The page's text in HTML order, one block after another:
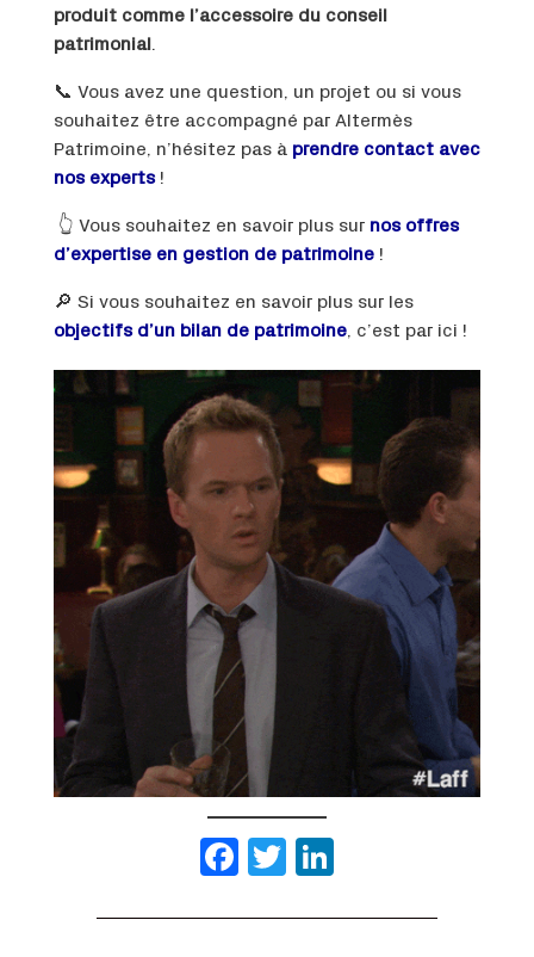
produit comme l’accessoire du conseil
patrimonial.
📞 Vous avez une question, un projet ou si vous
souhaitez être accompagné par Altermès
Patrimoine, n’hésitez pas à prendre contact avec
nos experts!
👆 Vous souhaitez en savoir plus sur nos offres
d’expertise en gestion de patrimoine!
🔎 Si vous souhaitez en savoir plus sur les
objectifs d’un bilan de patrimoine, c’est par ici !
Facebook
Twitter